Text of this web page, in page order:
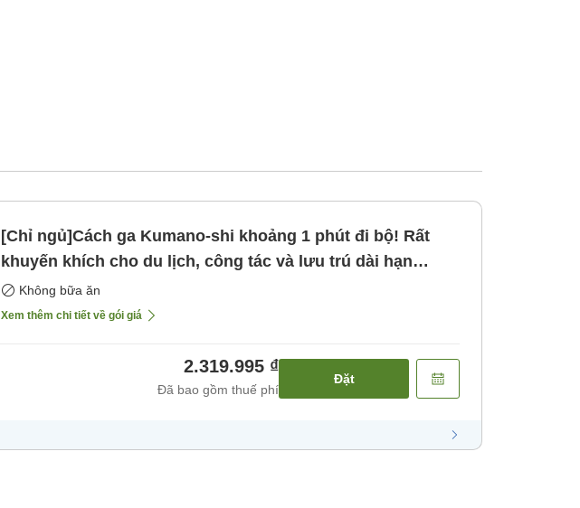
[Chỉ ngủ]Cách ga Kumano-shi khoảng 1 phút đi bộ! Rất
khuyến khích cho du lịch, công tác và lưu trú dài hạn
[Không bao gồm bữa ăn]
Không bữa ăn
Xem thêm chi tiết về gói giá
2.319.995 ₫
Đã bao gồm thuế phí
Đặt